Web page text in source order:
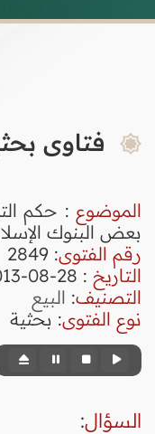
فتاوى
الموضوع : حكم
بعض البنوك
رقم الفتوى:
2849
التاريخ : 28-08-2013
التصنيف: البيع
نوع الفتوى: بحثية
السؤال: